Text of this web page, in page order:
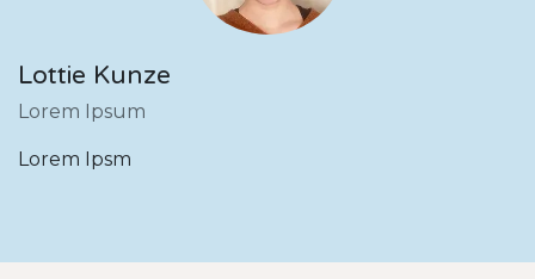
Lottie Kunze
Lorem Ipsum
Lorem Ipsm